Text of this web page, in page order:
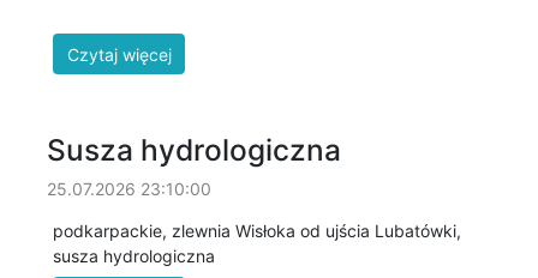
Susza hydrologiczna
25.07.2026 23:10:00
podkarpackie, zlewnia Wisłoka od ujścia Lubatówki,
susza hydrologiczna